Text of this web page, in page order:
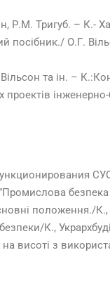
Р.М. Тригуб. – К.-
посібник./ О.Г.
та ін. –
положення./
К.,
висоті з